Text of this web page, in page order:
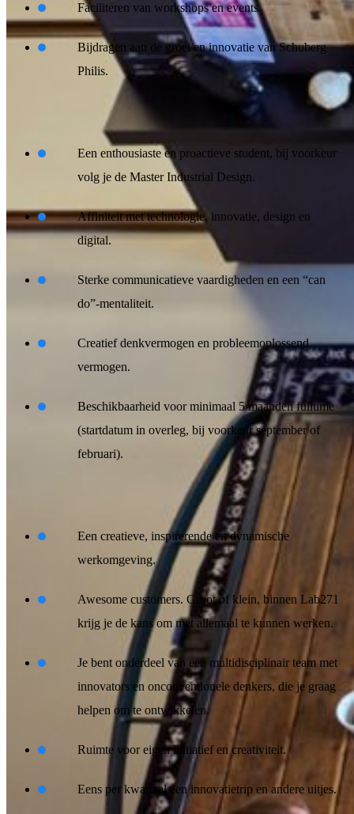
Faciliteren van workshops en events.
Bijdragen aan de groei en innovatie van Schuberg
Philis.
Een enthousiaste en proactieve student, bij voorkeur
volg je de Master Industrial Design.
Affiniteit met technologie, innovatie, design en
digital.
Sterke communicatieve vaardigheden en een “can
do”-mentaliteit.
Creatief denkvermogen en probleemoplossend
vermogen.
Beschikbaarheid voor minimaal 5 maanden fulltime
(startdatum in overleg, bij voorkeur september of
februari).
Een creatieve, inspirerende en dynamische
werkomgeving.
Awesome customers. Groot of klein, binnen Lab271
krijg je de kans om met allemaal te kunnen werken.
Je bent onderdeel van een multidisciplinair team met
innovators en onconventionele denkers, die je graag
helpen om te ontwikkelen.
Ruimte voor eigen initiatief en creativiteit.
Eens per kwartaal een innovatietrip en andere uitjes.